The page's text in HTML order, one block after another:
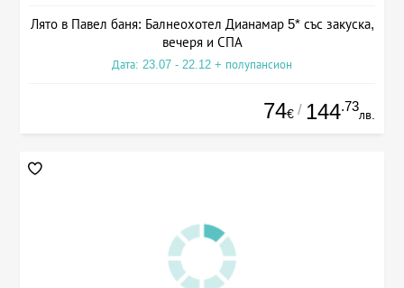
Лято в Павел баня: Балнеохотел Дианамар 5* със закуска,
вечеря и СПА
Дата: 23.07 - 22.12 + полупансион
74€ / 144.73
лв.